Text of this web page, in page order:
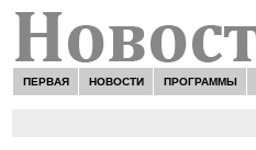
ПЕРВАЯ НОВОСТИ ПРОГРАММЫ